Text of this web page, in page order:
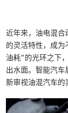
近年来，油电混合
的灵活特性，成
油耗”的光环之下
出水面。智能汽
新审视油混汽车的